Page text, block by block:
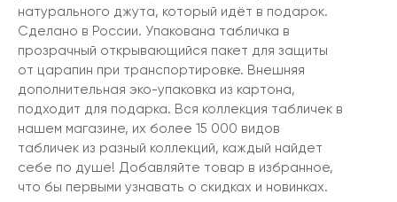
натурального джута, который идёт в подарок.
Сделано в России. Упакована табличка в
прозрачный открывающийся пакет для защиты
от царапин при транспортировке. Внешняя
дополнительная эко-упаковка из картона,
подходит для подарка. Вся коллекция табличек в
нашем магазине, их более 15 000 видов
табличек из разный коллекций, каждый найдет
себе по душе! Добавляйте товар в избранное,
что бы первыми узнавать о скидках и новинках.